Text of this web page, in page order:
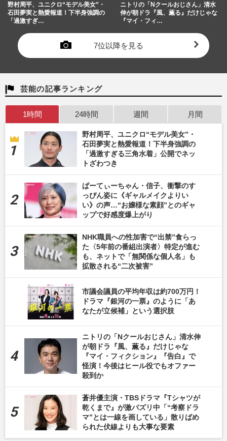
野村周平、ユニクロ“モデル美女”・
石田夢実と熱愛報道！下半身強調の
「過激すぎ…
ニトリの「Nクールおじさん」清水
伸が朝ドラ『風、薫る』だけじゃな
『マイ・フィ…
7位以降を見る
芸能の記事ランキング
1時間 24時間 週間 月間
野村周平、ユニクロ“モデル美女”・
石田夢実と熱愛報道！下半身強調の
「過激すぎる三角水着」公開でネッ
トざわつき
ぱーてぃーちゃん・信子、衝撃のす
っぴん姿に《ギャルメイクよりい
い》の声…“お嬢様な素顔”とのギャ
ップで好感度爆上がり
NHK職員への性加害で“出禁”食らっ
た〈5年前の番組出演者〉特定が進む
も、ネットで「無関係な個人名」も
拡散される“二次被害”
市議会議員の平均年収は約700万円！
ドラマ『銀河の一票』のように「あ
なたが立候補」という選択肢
ニトリの「Nクールおじさん」清水伸
が朝ドラ『風、薫る』だけじゃな
『マイ・フィクション』『告白』で
怪演！今後はヒール役でもオファー
殺到か
蒼井優主演・TBSドラマ『Tシャツが
乾くまで』が激バズリ中「“考察ドラ
マ”とは一線を画している」散りばめ
られた伏線よりも大事な要素